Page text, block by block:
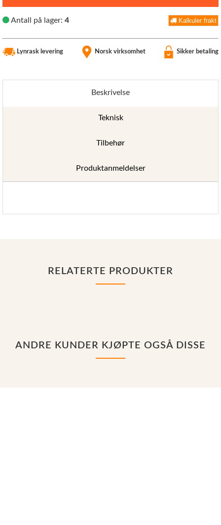
Antall på lager: 4 Kalkuler frakt
Lynrask levering Norsk virksomhet Sikker betaling
Beskrivelse
Teknisk
Tilbehør
Produktanmeldelser
RELATERTE PRODUKTER
ANDRE KUNDER KJØPTE OGSÅ DISSE